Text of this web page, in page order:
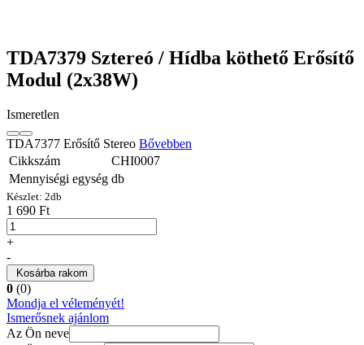
TDA7379 Sztereó / Hídba köthető Erősítő
Modul (2x38W)
Ismeretlen
TDA7377 Erősítő Stereo Bővebben
Cikkszám
CHI0007
Mennyiségi egység db
Készlet: 2db
1 690 Ft
+
-
Kosárba rakom
0 (0)
Mondja el véleményét!
Ismerősnek ajánlom
Az Ön neve